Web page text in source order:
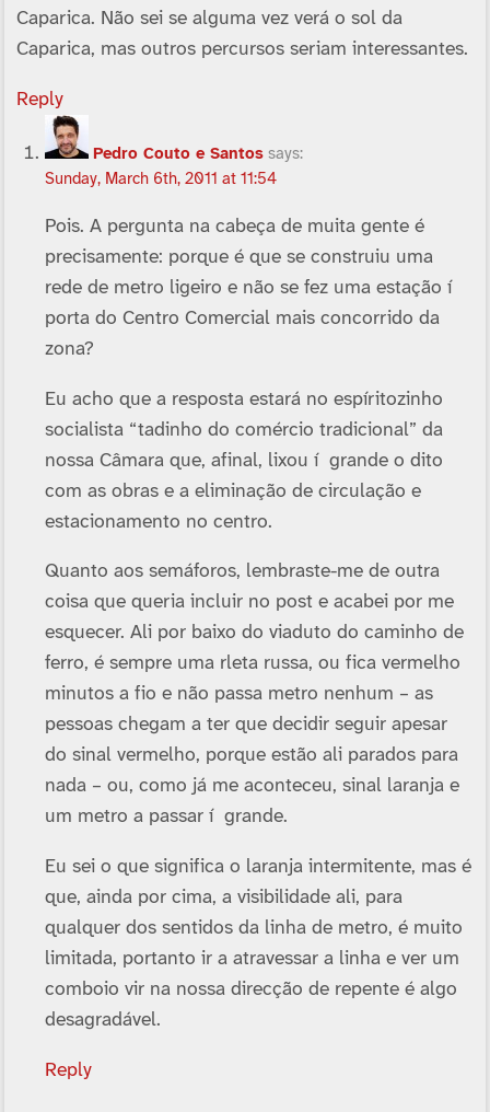
Caparica. Não sei se alguma vez verá o sol da
Caparica, mas outros percursos seriam interessantes.
Reply
Pedro Couto e Santos says:
Sunday, March 6th, 2011 at 11:54
Pois. A pergunta na cabeça de muita gente é
precisamente: porque é que se construiu uma
rede de metro ligeiro e não se fez uma estação í
porta do Centro Comercial mais concorrido da
zona?
Eu acho que a resposta estará no espí­ritozinho
socialista “tadinho do comércio tradicional” da
nossa Câmara que, afinal, lixou í grande o dito
com as obras e a eliminação de circulação e
estacionamento no centro.
Quanto aos semáforos, lembraste-me de outra
coisa que queria incluir no post e acabei por me
esquecer. Ali por baixo do viaduto do caminho de
ferro, é sempre uma rleta russa, ou fica vermelho
minutos a fio e não passa metro nenhum – as
pessoas chegam a ter que decidir seguir apesar
do sinal vermelho, porque estão ali parados para
nada – ou, como já me aconteceu, sinal laranja e
um metro a passar í grande.
Eu sei o que significa o laranja intermitente, mas é
que, ainda por cima, a visibilidade ali, para
qualquer dos sentidos da linha de metro, é muito
limitada, portanto ir a atravessar a linha e ver um
comboio vir na nossa direcção de repente é algo
desagradável.
Reply